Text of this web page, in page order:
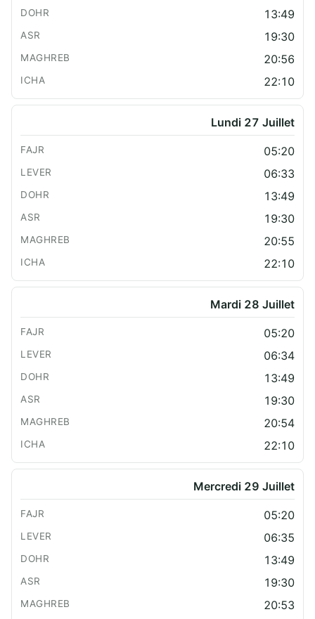
13:49
19:30
20:56
22:10
Lundi 27 Juillet
05:20
06:33
13:49
19:30
20:55
22:10
Mardi 28 Juillet
05:20
06:34
13:49
19:30
20:54
22:10
Mercredi 29 Juillet
05:20
06:35
13:49
19:30
20:53